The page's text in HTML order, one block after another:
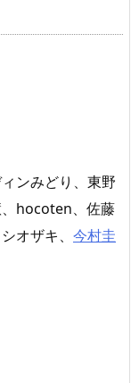
ンみどり、東野
、hocoten、佐藤
オザキ、 今村圭